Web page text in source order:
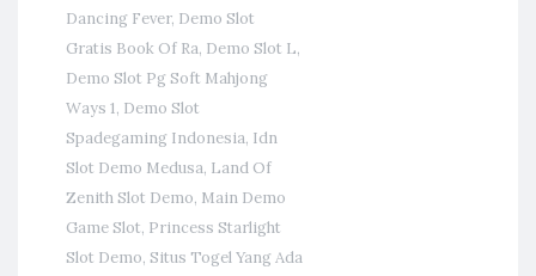
Dancing Fever, Demo Slot
Gratis Book Of Ra, Demo Slot L,
Demo Slot Pg Soft Mahjong
Ways 1, Demo Slot
Spadegaming Indonesia, Idn
Slot Demo Medusa, Land Of
Zenith Slot Demo, Main Demo
Game Slot, Princess Starlight
Slot Demo, Situs Togel Yang Ada